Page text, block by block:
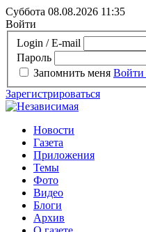
Суббота 08.08.2026 11:35
Войти
Login / E-mail
Пароль
Запомнить меня Войти
Зарегистрироваться
Новости
Газета
Приложения
Темы
Фото
Видео
Блоги
Архив